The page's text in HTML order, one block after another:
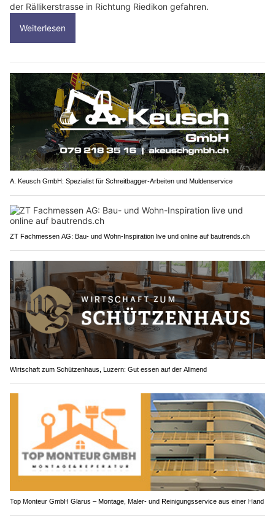
der Rällikerstrasse in Richtung Riedikon gefahren.
Weiterlesen
A. Keusch GmbH: Spezialist für Schreitbagger-Arbeiten und Muldenservice
ZT Fachmessen AG: Bau- und Wohn-Inspiration live und online auf bautrends.ch
Wirtschaft zum Schützenhaus, Luzern: Gut essen auf der Allmend
Top Monteur GmbH Glarus – Montage, Maler- und Reinigungsservice aus einer Hand